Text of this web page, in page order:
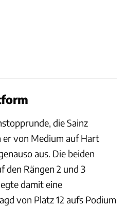
die Sainz
von Medium auf Hart
aus. Die beiden
den Rängen 2 und 3
damit eine
von Platz 12 aufs Podium